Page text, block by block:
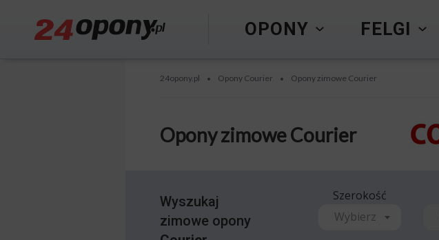
OPONY FELGI
24opony.pl • Opony Courier • Opony zimowe Courier
Opony zimowe Courier
Wyszukaj
zimowe opony
Szerokość
Wybierz